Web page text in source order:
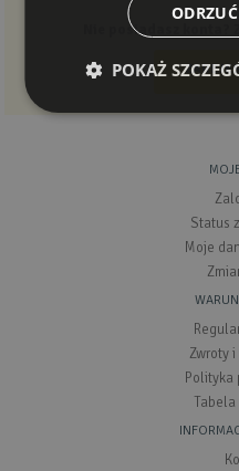
Nie posiadasz konta?
Status
Moje
Zwroty
Polityka
Tabela
POKAŻ